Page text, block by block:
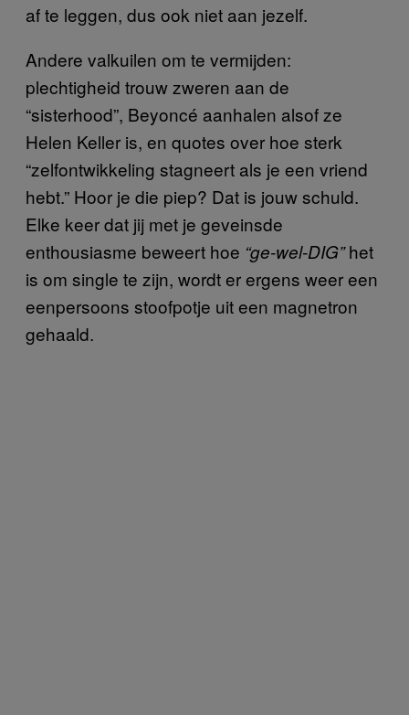
af te leggen, dus ook niet aan jezelf.
Andere valkuilen om te vermijden:
plechtigheid trouw zweren aan de
“sisterhood”, Beyoncé aanhalen alsof ze
Helen Keller is, en quotes over hoe sterk
“zelfontwikkeling stagneert als je een vriend
hebt.” Hoor je die piep? Dat is jouw schuld.
Elke keer dat jij met je geveinsde
enthousiasme beweert hoe “ge-wel-DIG”het
is om single te zijn, wordt er ergens weer een
eenpersoons stoofpotje uit een magnetron
gehaald.